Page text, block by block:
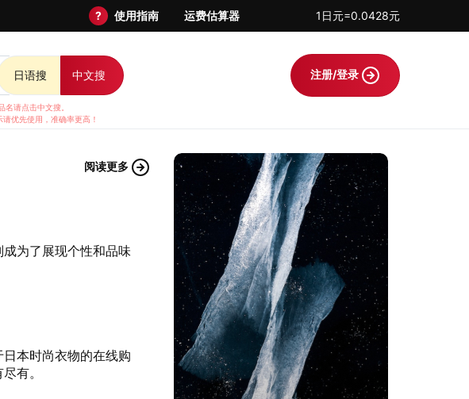
? 使用指南 运费估算器 1日元=0.0428元
日语搜 中文搜
请点击中文搜。
优先使用，准确率更高！
注册/登录
阅读更多
为了展现个性和品味
本时尚衣物的在线购
有。